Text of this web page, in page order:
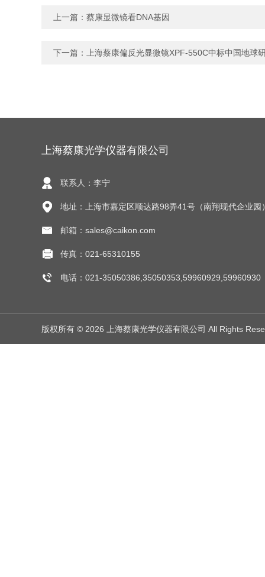
上一篇： 蔡康显微镜看DNA基因
下一篇： 上海蔡康偏反光显微镜XPF-550C中标中国地球
上海蔡康光学仪器有限公司
联系人：李宁
地址：上海市嘉定区顺达路98弄41号（南翔现代企业园
邮箱：sales@caikon.com
传真：021-65310155
电话：021-35050386,35050353,59960929,59960930
版权所有 © 2026 上海蔡康光学仪器有限公司 All Rights